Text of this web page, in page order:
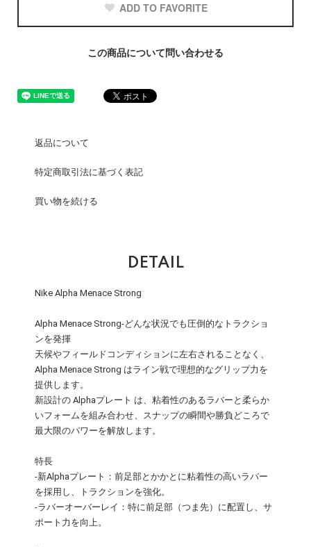
ADD TO FAVORITE
この商品について問い合わせる
返品について
特定商取引法に基づく表記
買い物を続ける
DETAIL
Nike Alpha Menace Strong
Alpha Menace Strong-どんな状況でも圧倒的なトラクショ
ンを発揮
天候やフィールドコンディションに左右されることなく、
Alpha Menace Strong はライン戦で理想的なグリップ力を
提供します。
新設計の Alphaプレート は、粘着性のあるラバーと柔らか
いフォームを組み合わせ、スナップの瞬間や勝負どころで
最大限のパワーを解放します。
特長
-新Alphaプレート：前足部とかかとに粘着性の高いラバー
を採用し、トラクションを強化。
-ラバーオーバーレイ：特に前足部（つま先）に配置し、サ
ポート力を向上。